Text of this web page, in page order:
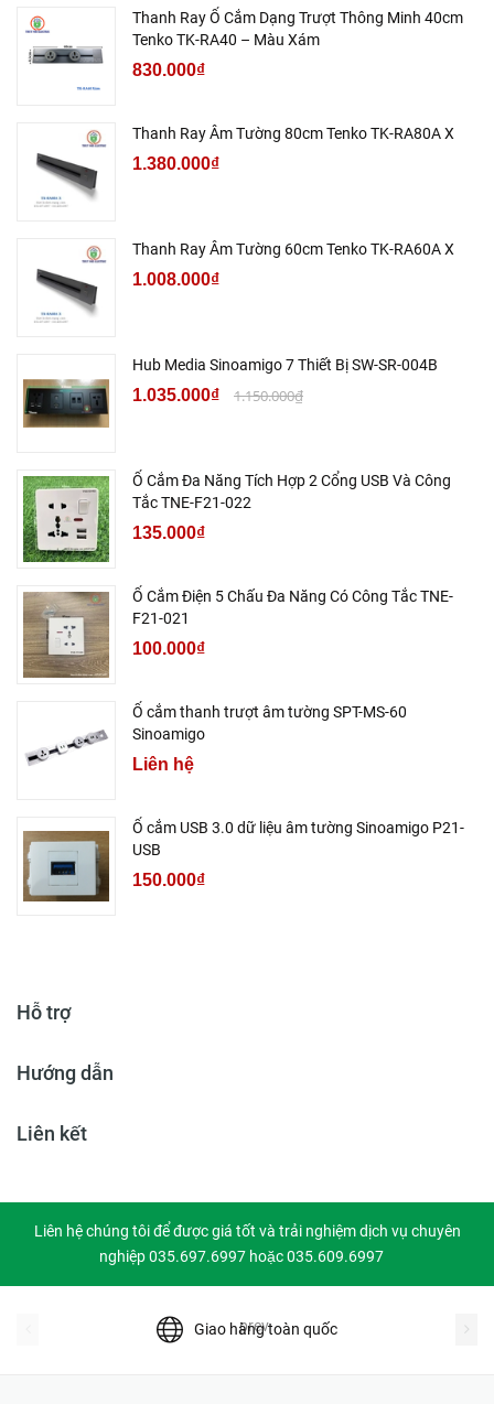
Thanh Ray Ổ Cắm Dạng Trượt Thông Minh 40cm
Tenko TK-RA40 – Màu Xám
830.000₫
Thanh Ray Âm Tường 80cm Tenko TK-RA80A X
1.380.000₫
Thanh Ray Âm Tường 60cm Tenko TK-RA60A X
1.008.000₫
Hub Media Sinoamigo 7 Thiết Bị SW-SR-004B
1.035.000₫ 1.150.000₫
Ổ Cắm Đa Năng Tích Hợp 2 Cổng USB Và Công
Tắc TNE-F21-022
135.000₫
Ổ Cắm Điện 5 Chấu Đa Năng Có Công Tắc TNE-
F21-021
100.000₫
Ổ cắm thanh trượt âm tường SPT-MS-60
Sinoamigo
Liên hệ
Ổ cắm USB 3.0 dữ liệu âm tường Sinoamigo P21-
USB
150.000₫
Hỗ trợ
Hướng dẫn
Liên kết
Liên hệ chúng tôi để được giá tốt và trải nghiệm dịch vụ chuyên
nghiệp 035.697.6997 hoặc 035.609.6997
Giao hàng toàn quốc
prev